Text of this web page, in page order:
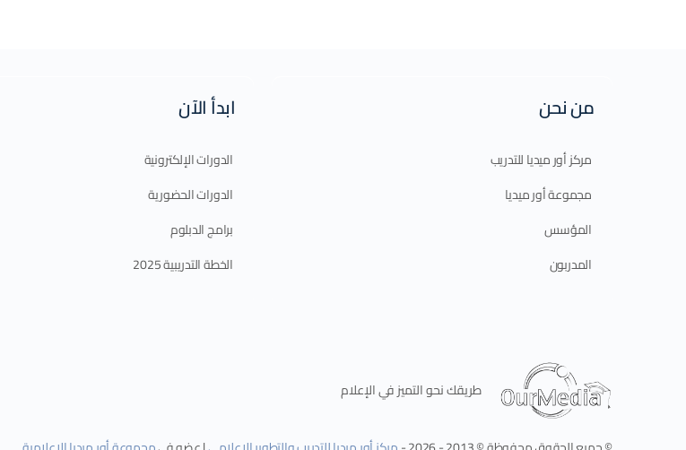
من نحن
مركز أور ميديا للتدريب
مجموعة أور ميديا
المؤسس
المدربون
ابدأ الآن
الدورات الإلكترونية
الدورات الحضورية
برامج الدبلوم
الخطة التدريبية 2025
طريقك نحو التميز في الإعلام